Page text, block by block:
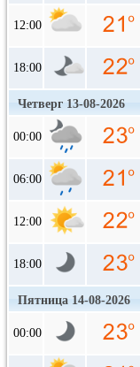
12:00
18:00
Четверг 13-08-2026
00:00
06:00
12:00
18:00
Пятница 14-08-2026
00:00